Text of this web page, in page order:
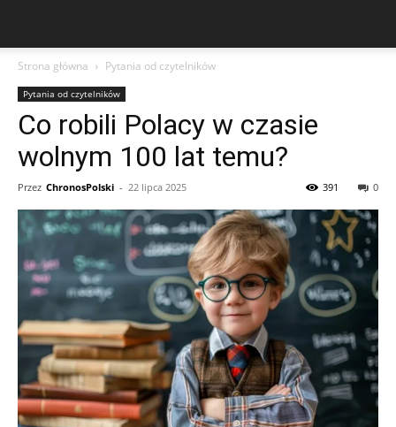
Strona główna Pytania od czytelników
Pytania od czytelników
Co robili Polacy w czasie
wolnym 100 lat temu?
Przez ChronosPolski - 22 lipca 2025 0
391